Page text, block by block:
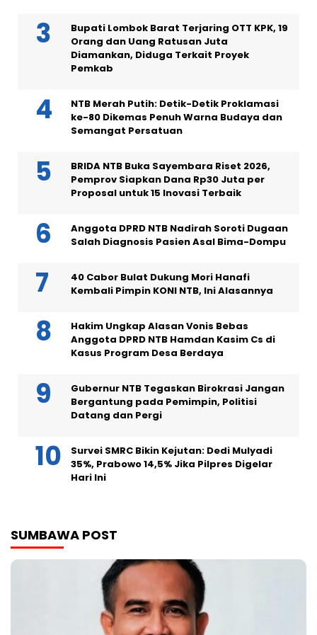
Bupati Lombok Barat Terjaring OTT KPK, 19
Orang dan Uang Ratusan Juta
Diamankan, Diduga Terkait Proyek
Pemkab
NTB Merah Putih: Detik-Detik Proklamasi
ke-80 Dikemas Penuh Warna Budaya dan
Semangat Persatuan
BRIDA NTB Buka Sayembara Riset 2026,
Pemprov Siapkan Dana Rp30 Juta per
Proposal untuk 15 Inovasi Terbaik
Anggota DPRD NTB Nadirah Soroti Dugaan
Salah Diagnosis Pasien Asal Bima-Dompu
40 Cabor Bulat Dukung Mori Hanafi
Kembali Pimpin KONI NTB, Ini Alasannya
Hakim Ungkap Alasan Vonis Bebas
Anggota DPRD NTB Hamdan Kasim Cs di
Kasus Program Desa Berdaya
Gubernur NTB Tegaskan Birokrasi Jangan
Bergantung pada Pemimpin, Politisi
Datang dan Pergi
Survei SMRC Bikin Kejutan: Dedi Mulyadi
35%, Prabowo 14,5% Jika Pilpres Digelar
Hari Ini
SUMBAWA POST